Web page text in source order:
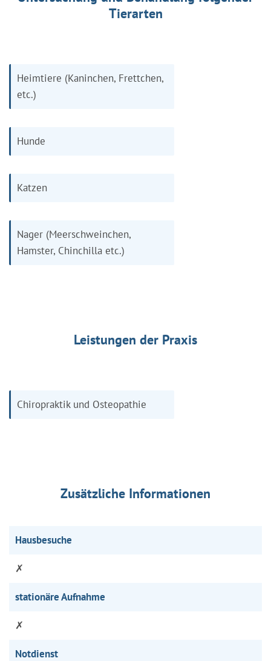
Tierarten
Heimtiere (Kaninchen, Frettchen,
etc.)
Hunde
Katzen
Nager (Meerschweinchen,
Hamster, Chinchilla etc.)
Leistungen der Praxis
Chiropraktik und Osteopathie
Zusätzliche Informationen
Hausbesuche
✗
stationäre Aufnahme
✗
Notdienst